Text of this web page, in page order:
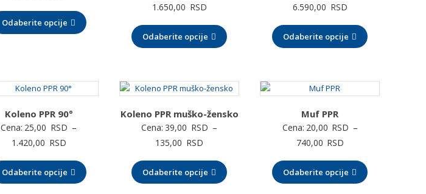
od
112,00 RSD
Odaberite opcije
1.650,00 RSD
od
117,00 RSD
1.650,00 RSD
Odaberite opcije
6.590,00 RSD
od
660,00 RSD
6.590,00 RSD
Odaberite opcije
Koleno PPR 90°
Cena: 25,00 RSD –
1.420,00 RSD
od
25,00 RSD
Odaberite opcije
Koleno PPR muško-žensko
Cena: 39,00 RSD –
135,00 RSD
od
39,00 RSD
Odaberite opcije
Muf PPR
Cena: 20,00 RSD –
740,00 RSD
od
20,00 RSD
Odaberite opcije